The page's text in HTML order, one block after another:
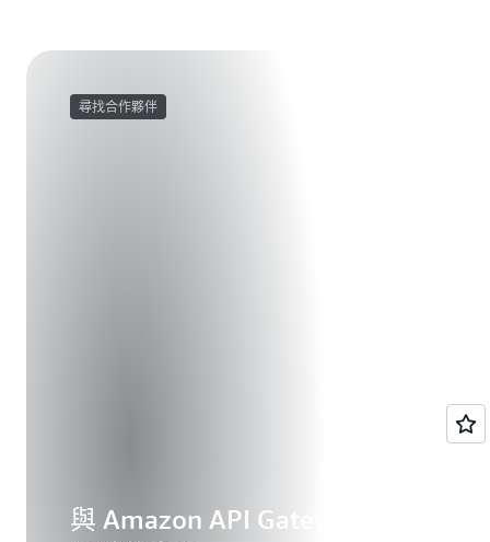
尋找合作夥伴
與 Amazon API Gateway 合